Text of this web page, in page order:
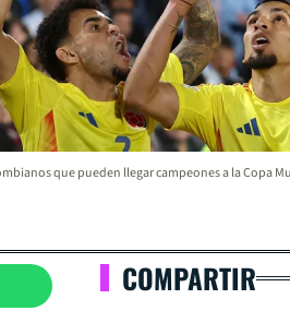
que pueden llegar campeones a la Copa
COMPARTIR